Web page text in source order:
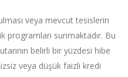
veya mevcut tesislerin
programları sunmaktadır. Bu
belirli bir yüzdesi hibe
veya düşük faizli kredi